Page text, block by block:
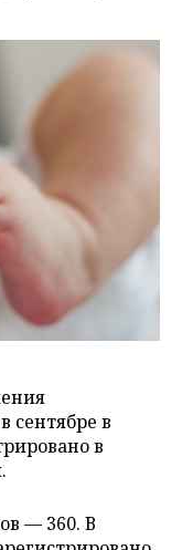
сентябре в
в
— 360. В